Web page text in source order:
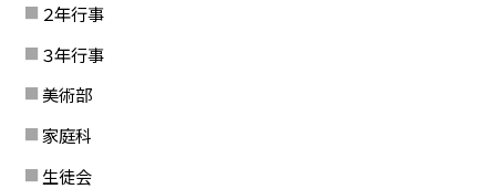
２年行事
３年行事
美術部
家庭科
生徒会